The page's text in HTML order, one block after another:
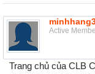
Active
Trang chủ của CLB